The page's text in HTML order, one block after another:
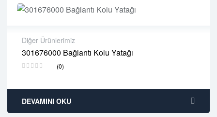
Diğer Ürünlerimiz
301676000 Bağlantı Kolu Yatağı
(0)
2 years warranty
Delivery time: 1-2 business days
DEVAMINI OKU